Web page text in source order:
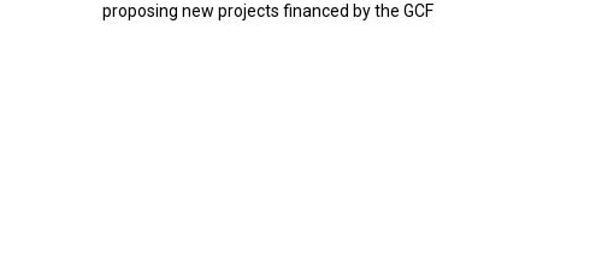
proposing new projects financed by the GCF